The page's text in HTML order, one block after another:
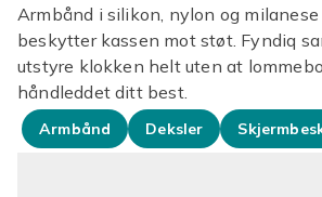
Armbånd i silikon, nylon og
beskytter kassen mot støt. Fyndiq
utstyre klokken helt uten at
håndleddet ditt best.
Armbånd Deksler